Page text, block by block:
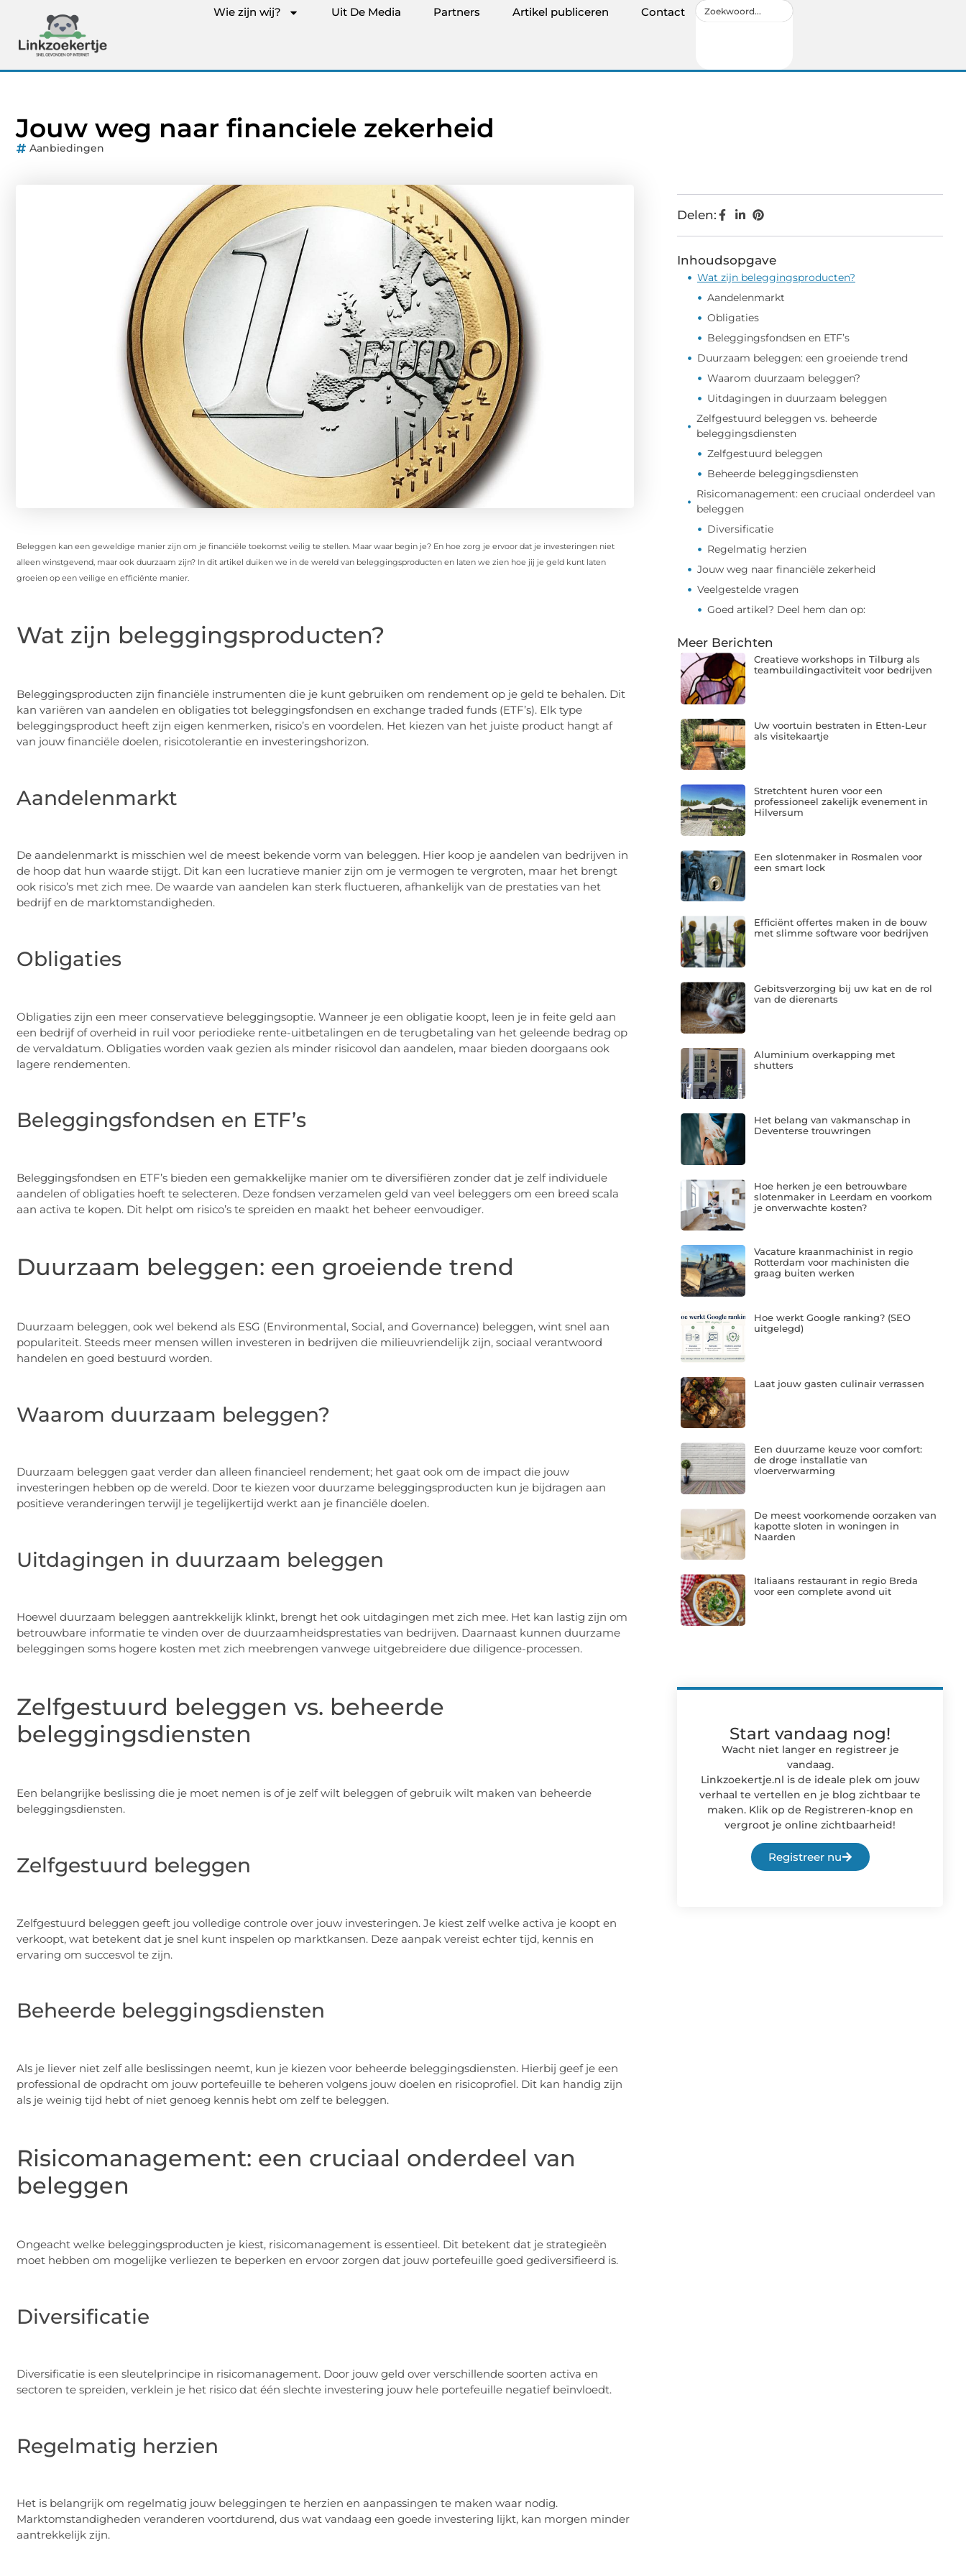
Wie zijn wij? Uit De Media Partners Artikel publiceren Contact
Jouw weg naar financiele zekerheid
Aanbiedingen
Beleggen kan een geweldige manier zijn om je financiële toekomst veilig te stellen. Maar waar begin je? En hoe zorg je ervoor dat je investeringen niet
alleen winstgevend, maar ook duurzaam zijn? In dit artikel duiken we in de wereld van beleggingsproducten en laten we zien hoe jij je geld kunt laten
groeien op een veilige en efficiënte manier.
Wat zijn beleggingsproducten?
Beleggingsproducten zijn financiële instrumenten die je kunt gebruiken om rendement op je geld te behalen. Dit
kan variëren van aandelen en obligaties tot beleggingsfondsen en exchange traded funds (ETF’s). Elk type
beleggingsproduct heeft zijn eigen kenmerken, risico’s en voordelen. Het kiezen van het juiste product hangt af
van jouw financiële doelen, risicotolerantie en investeringshorizon.
Aandelenmarkt
De aandelenmarkt is misschien wel de meest bekende vorm van beleggen. Hier koop je aandelen van bedrijven in
de hoop dat hun waarde stijgt. Dit kan een lucratieve manier zijn om je vermogen te vergroten, maar het brengt
ook risico’s met zich mee. De waarde van aandelen kan sterk fluctueren, afhankelijk van de prestaties van het
bedrijf en de marktomstandigheden.
Obligaties
Obligaties zijn een meer conservatieve beleggingsoptie. Wanneer je een obligatie koopt, leen je in feite geld aan
een bedrijf of overheid in ruil voor periodieke rente-uitbetalingen en de terugbetaling van het geleende bedrag op
de vervaldatum. Obligaties worden vaak gezien als minder risicovol dan aandelen, maar bieden doorgaans ook
lagere rendementen.
Beleggingsfondsen en ETF’s
Beleggingsfondsen en ETF’s bieden een gemakkelijke manier om te diversifiëren zonder dat je zelf individuele
aandelen of obligaties hoeft te selecteren. Deze fondsen verzamelen geld van veel beleggers om een breed scala
aan activa te kopen. Dit helpt om risico’s te spreiden en maakt het beheer eenvoudiger.
Duurzaam beleggen: een groeiende trend
Duurzaam beleggen, ook wel bekend als ESG (Environmental, Social, and Governance) beleggen, wint snel aan
populariteit. Steeds meer mensen willen investeren in bedrijven die milieuvriendelijk zijn, sociaal verantwoord
handelen en goed bestuurd worden.
Waarom duurzaam beleggen?
Duurzaam beleggen gaat verder dan alleen financieel rendement; het gaat ook om de impact die jouw
investeringen hebben op de wereld. Door te kiezen voor duurzame beleggingsproducten kun je bijdragen aan
positieve veranderingen terwijl je tegelijkertijd werkt aan je financiële doelen.
Uitdagingen in duurzaam beleggen
Hoewel duurzaam beleggen aantrekkelijk klinkt, brengt het ook uitdagingen met zich mee. Het kan lastig zijn om
betrouwbare informatie te vinden over de duurzaamheidsprestaties van bedrijven. Daarnaast kunnen duurzame
beleggingen soms hogere kosten met zich meebrengen vanwege uitgebreidere due diligence-processen.
Zelfgestuurd beleggen vs. beheerde
beleggingsdiensten
Een belangrijke beslissing die je moet nemen is of je zelf wilt beleggen of gebruik wilt maken van beheerde
beleggingsdiensten.
Zelfgestuurd beleggen
Zelfgestuurd beleggen geeft jou volledige controle over jouw investeringen. Je kiest zelf welke activa je koopt en
verkoopt, wat betekent dat je snel kunt inspelen op marktkansen. Deze aanpak vereist echter tijd, kennis en
ervaring om succesvol te zijn.
Beheerde beleggingsdiensten
Als je liever niet zelf alle beslissingen neemt, kun je kiezen voor beheerde beleggingsdiensten. Hierbij geef je een
professional de opdracht om jouw portefeuille te beheren volgens jouw doelen en risicoprofiel. Dit kan handig zijn
als je weinig tijd hebt of niet genoeg kennis hebt om zelf te beleggen.
Risicomanagement: een cruciaal onderdeel van
beleggen
Ongeacht welke beleggingsproducten je kiest, risicomanagement is essentieel. Dit betekent dat je strategieën
moet hebben om mogelijke verliezen te beperken en ervoor zorgen dat jouw portefeuille goed gediversifieerd is.
Diversificatie
Diversificatie is een sleutelprincipe in risicomanagement. Door jouw geld over verschillende soorten activa en
sectoren te spreiden, verklein je het risico dat één slechte investering jouw hele portefeuille negatief beïnvloedt.
Regelmatig herzien
Het is belangrijk om regelmatig jouw beleggingen te herzien en aanpassingen te maken waar nodig.
Marktomstandigheden veranderen voortdurend, dus wat vandaag een goede investering lijkt, kan morgen minder
aantrekkelijk zijn.
Delen:
Inhoudsopgave
Wat zijn beleggingsproducten?
Aandelenmarkt
Obligaties
Beleggingsfondsen en ETF’s
Duurzaam beleggen: een groeiende trend
Waarom duurzaam beleggen?
Uitdagingen in duurzaam beleggen
Zelfgestuurd beleggen vs. beheerde
beleggingsdiensten
Zelfgestuurd beleggen
Beheerde beleggingsdiensten
Risicomanagement: een cruciaal onderdeel van
beleggen
Diversificatie
Regelmatig herzien
Jouw weg naar financiële zekerheid
Veelgestelde vragen
Goed artikel? Deel hem dan op:
Meer Berichten
Creatieve workshops in Tilburg als
teambuildingactiviteit voor bedrijven
Uw voortuin bestraten in Etten-Leur
als visitekaartje
Stretchtent huren voor een
professioneel zakelijk evenement in
Hilversum
Een slotenmaker in Rosmalen voor
een smart lock
Efficiënt offertes maken in de bouw
met slimme software voor bedrijven
Gebitsverzorging bij uw kat en de rol
van de dierenarts
Aluminium overkapping met
shutters
Het belang van vakmanschap in
Deventerse trouwringen
Hoe herken je een betrouwbare
slotenmaker in Leerdam en voorkom
je onverwachte kosten?
Vacature kraanmachinist in regio
Rotterdam voor machinisten die
graag buiten werken
Hoe werkt Google ranking? (SEO
uitgelegd)
Laat jouw gasten culinair verrassen
Een duurzame keuze voor comfort:
de droge installatie van
vloerverwarming
De meest voorkomende oorzaken van
kapotte sloten in woningen in
Naarden
Italiaans restaurant in regio Breda
voor een complete avond uit
Start vandaag nog!
Wacht niet langer en registreer je
vandaag.
Linkzoekertje.nl is de ideale plek om jouw
verhaal te vertellen en je blog zichtbaar te
maken. Klik op de Registreren-knop en
vergroot je online zichtbaarheid!
Registreer nu